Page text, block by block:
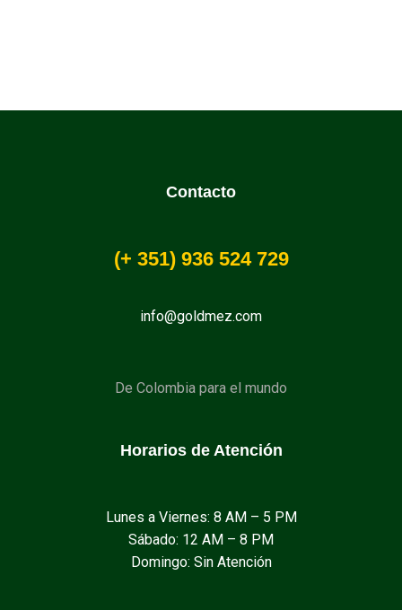
Contacto
(+ 351) 936 524 729
info@goldmez.com
De Colombia para el mundo
Horarios de Atención
Lunes a Viernes: 8 AM – 5 PM
Sábado: 12 AM – 8 PM
Domingo: Sin Atención